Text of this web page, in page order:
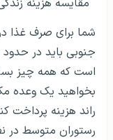
شما برای صرف غذا
است که همه چیز
راند هزینه پرداخت